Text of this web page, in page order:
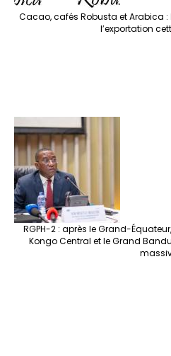
Cacao, cafés Robusta et Arabica :
l’exportation
RGPH-2 : après le Grand-
Kongo Central et le Grand